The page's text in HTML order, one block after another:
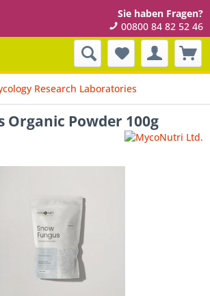
Sie haben Fragen?
00800 84 82 52 46
Research Laboratories
Organic Powder 100g